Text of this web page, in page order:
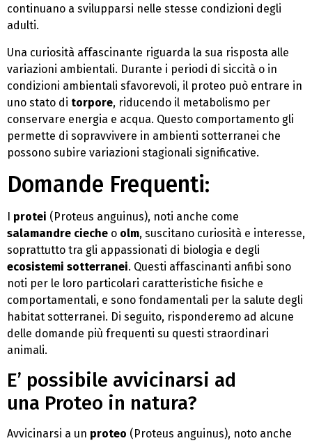
continuano a svilupparsi nelle stesse condizioni degli
adulti.
Una curiosità affascinante riguarda la sua risposta alle
variazioni ambientali. Durante i periodi di siccità o in
condizioni ambientali sfavorevoli, il proteo può entrare in
uno stato di torpore, riducendo il metabolismo per
conservare energia e acqua. Questo comportamento gli
permette di sopravvivere in ambienti sotterranei che
possono subire variazioni stagionali significative.
Domande Frequenti:
I protei (Proteus anguinus), noti anche come
salamandre cieche o olm, suscitano curiosità e interesse,
soprattutto tra gli appassionati di biologia e degli
ecosistemi sotterranei. Questi affascinanti anfibi sono
noti per le loro particolari caratteristiche fisiche e
comportamentali, e sono fondamentali per la salute degli
habitat sotterranei. Di seguito, risponderemo ad alcune
delle domande più frequenti su questi straordinari
animali.
E’ possibile avvicinarsi ad
una Proteo in natura?
Avvicinarsi a un proteo (Proteus anguinus), noto anche